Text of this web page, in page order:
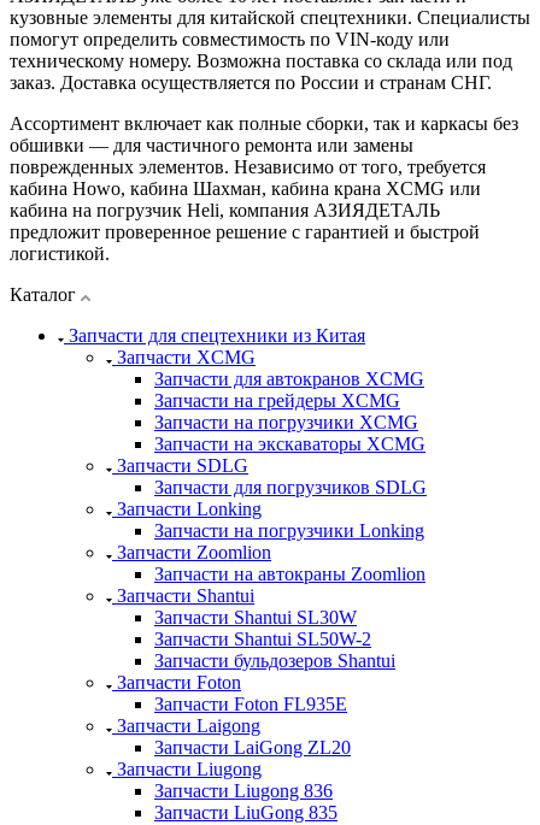
кузовные элементы для китайской спецтехники. Специалисты
помогут определить совместимость по VIN-коду или
техническому номеру. Возможна поставка со склада или под
заказ. Доставка осуществляется по России и странам СНГ.
Ассортимент включает как полные сборки, так и каркасы без
обшивки — для частичного ремонта или замены
поврежденных элементов. Независимо от того, требуется
кабина Howo, кабина Шахман, кабина крана XCMG или
кабина на погрузчик Heli, компания АЗИЯДЕТАЛЬ
предложит проверенное решение с гарантией и быстрой
логистикой.
Каталог
Запчасти для спецтехники из Китая
Запчасти XCMG
Запчасти для автокранов XCMG
Запчасти на грейдеры XCMG
Запчасти на погрузчики XCMG
Запчасти на экскаваторы XCMG
Запчасти SDLG
Запчасти для погрузчиков SDLG
Запчасти Lonking
Запчасти на погрузчики Lonking
Запчасти Zoomlion
Запчасти на автокраны Zoomlion
Запчасти Shantui
Запчасти Shantui SL30W
Запчасти Shantui SL50W-2
Запчасти бульдозеров Shantui
Запчасти Foton
Запчасти Foton FL935E
Запчасти Laigong
Запчасти LaiGong ZL20
Запчасти Liugong
Запчасти Liugong 836
Запчасти LiuGong 835